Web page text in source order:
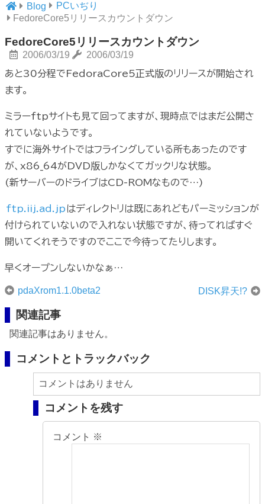
Blog
PCいぢり
FedoreCore5リリースカウントダウン
FedoreCore5リリースカウントダウン
2006/03/19 2006/03/19
あと30分程でFedoraCore5正式版のリリースが開始され
ます。
ミラーftpサイトも見て回ってますが、現時点ではまだ公開さ
れていないようです。
すでに海外サイトではフライングしている所もあったのです
が、x86_64がDVD版しかなくてガックリな状態。
(新サーバーのドライブはCD-ROMなもので…)
ftp.iij.ad.jpはディレクトリは既にあれどもパーミッションが
付けられていないので入れない状態ですが、待ってればすぐ
開いてくれそうですのでここで今待ってたりします。
早くオープンしないかなぁ…
pdaXrom1.1.0beta2 DISK昇天!?
関連記事
関連記事はありません。
コメントとトラックバック
コメントはありません
コメントを残す
コメント ※